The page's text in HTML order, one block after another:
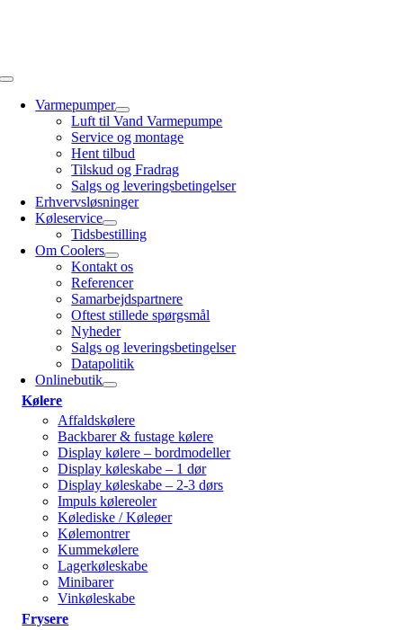
Toggle
NavigationVarmepumper
Luft til Vand Varmepumpe
Service og montage
Hent tilbud
Tilskud og Fradrag
Salgs og leveringsbetingelser
Erhvervsløsninger
Køleservice
Tidsbestilling
Om Coolers
Kontakt os
Referencer
Samarbejdspartnere
Oftest stillede spørgsmål
Nyheder
Salgs og leveringsbetingelser
Datapolitik
Onlinebutik
Kølere
Affaldskølere
Backbarer & fustage kølere
Display kølere – bordmodeller
Display køleskabe – 1 dør
Display køleskabe – 2-3 dørs
Impuls kølereoler
Kølediske / Køleøer
Kølemontrer
Kummekølere
Lagerkøleskabe
Minibarer
Vinkøleskabe
Frysere